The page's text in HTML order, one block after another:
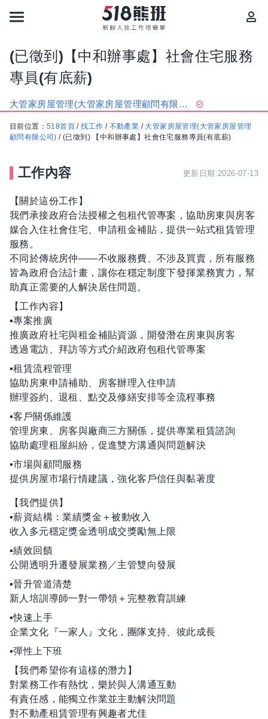
(已徵到)【中和辦事處】社會住宅服務
專員(有底薪)
大管家房屋管理(大管家房屋管理顧問有限公司)
目前位置： 518首頁 /找工作 / 不動產業 / 大管家房屋管理(大管家房屋管理
顧問有限公司) /(已徵到) 【中和辦事處】社會住宅服務專員(有底薪)
工作內容 更新日期:2026-07-13
【關於這份工作】
我們承接政府合法授權之包租代管專案，協助房東與房客
媒合入住社會住宅、申請租金補貼，提供一站式租賃管理
服務。
不同於傳統房仲——不收服務費、不涉及買賣，所有服務
皆為政府合法計畫，讓你在穩定制度下發揮業務實力，幫
助真正需要的人解決居住問題。
【工作內容】
▪️專案推廣
推廣政府社宅與租金補貼資源，開發潛在房東與房客
透過電訪、拜訪等方式介紹政府包租代管專案
▪️租賃流程管理
協助房東申請補助、房客辦理入住申請
辦理簽約、退租、點交及修繕安排等全流程事務
▪️客戶關係維護
管理房東、房客與廠商三方關係，提供專業租賃諮詢
協助處理租屋糾紛，促進雙方溝通與問題解決
▪️市場與顧問服務
提供房屋市場行情建議，強化客戶信任與黏著度
【我們提供】
▪️薪資結構：業績獎金＋被動收入
收入多元穩定獎金透明成交獎勵無上限
▪️績效回饋
公開透明升遷發展業務／主管雙向發展
▪️晉升管道清楚
新人培訓導師一對一帶領＋完整教育訓練
▪️快速上手
企業文化『一家人』文化，團隊支持、彼此成長
▪️彈性上下班
【我們希望你有這樣的潛力】
對業務工作有熱忱，樂於與人溝通互動
有責任感，能獨立作業並主動解決問題
對不動產租賃管理有興趣者尤佳